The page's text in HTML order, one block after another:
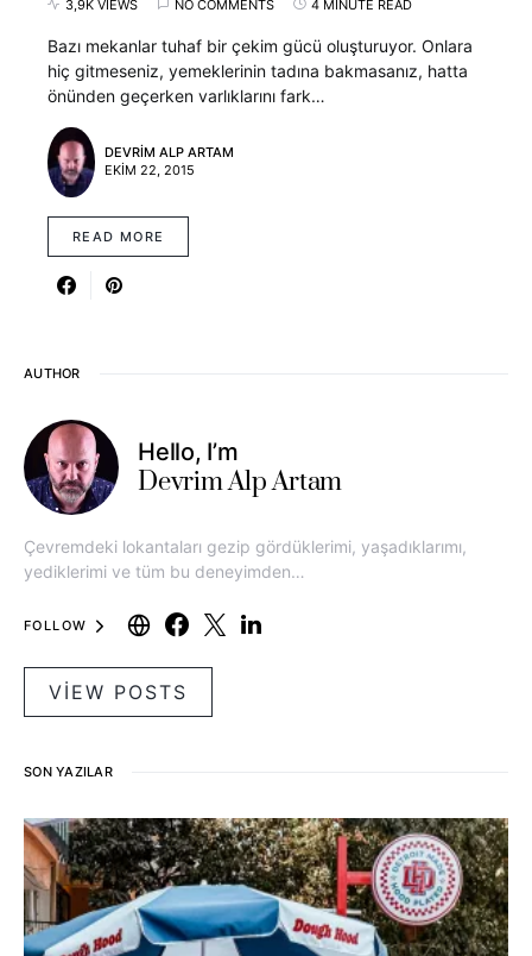
3,9K VIEWS NO COMMENTS 4 MINUTE READ
Bazı mekanlar tuhaf bir çekim gücü oluşturuyor. Onlara
hiç gitmeseniz, yemeklerinin tadına bakmasanız, hatta
önünden geçerken varlıklarını fark…
DEVRIM ALP ARTAM
EKIM 22, 2015
READ MORE
AUTHOR
Hello, I’m
Devrim Alp Artam
Çevremdeki lokantaları gezip gördüklerimi, yaşadıklarımı,
yediklerimi ve tüm bu deneyimden…
FOLLOW
VIEW POSTS
SON YAZILAR